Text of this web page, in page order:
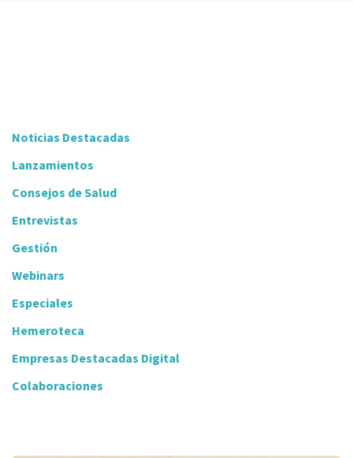
Noticias Destacadas
Lanzamientos
Consejos de Salud
Entrevistas
Gestión
Webinars
Especiales
Hemeroteca
Empresas Destacadas Digital
Colaboraciones